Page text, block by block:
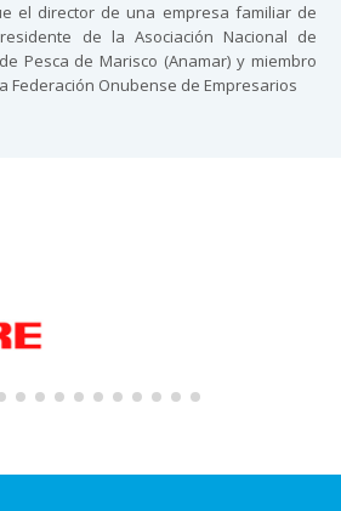
el director de una empresa familiar de
de la Asociación Nacional de
Pesca de Marisco (Anamar) y miembro
Federación Onubense de Empresarios